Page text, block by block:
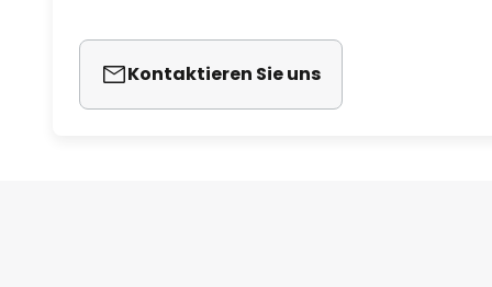
Kontaktieren Sie uns